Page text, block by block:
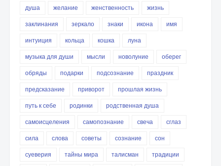
душа
желание женственность
жизнь
заклинания
зеркало знаки икона
имя
интуиция
кольца кошка
луна
музыка для души
мысли новолуние
оберег
обряды
подарки подсознание
праздник
предсказание
приворот
прошлая жизнь
путь к себе
родинки
родственная душа
самоисцеления
самопознание свеча
сглаз
сила
слова советы сознание
сон
суеверия
тайны мира талисман
традиции